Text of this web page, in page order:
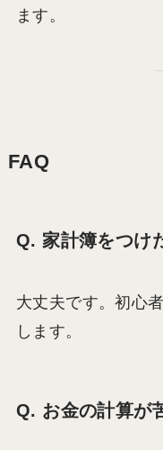
ます。
FAQ
Q. 家計簿をつけ
大丈夫です。初心
します。
Q. お金の計算が